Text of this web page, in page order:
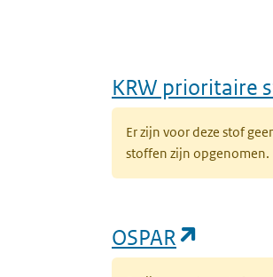
KRW prioritaire
Er zijn voor deze stof
stoffen zijn opgenomen.
OSPAR